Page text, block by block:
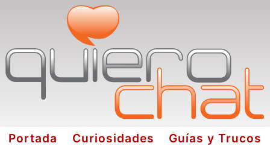
Portada Curiosidades
Guías y Trucos